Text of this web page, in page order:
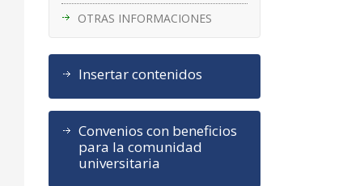
OTRAS INFORMACIONES
Insertar contenidos
Convenios con beneficios
para la comunidad
universitaria